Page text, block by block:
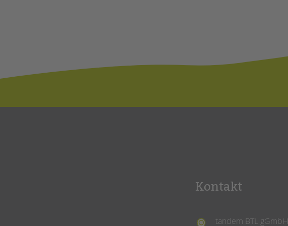
Kontakt
tandem BTL gGmbH